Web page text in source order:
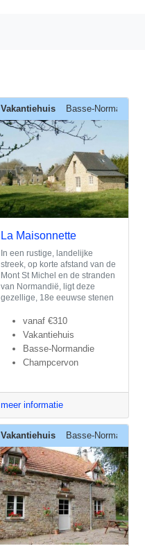
Vakantiehuis Basse-Normandie
La Maisonnette
In een rustige, landelijke
streek, op korte afstand van de
Mont St Michel en de stranden
van Normandië, ligt deze
gezellige, 18e eeuwse stenen
vanaf €310
Vakantiehuis
Basse-Normandie
Champcervon
meer informatie
Vakantiehuis Basse-Normandie